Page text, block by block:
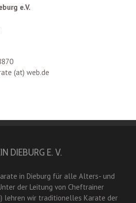
e.V.
(at) web.de
DIEBURG E. V.
in Dieburg für alle Alters- und
der Leitung von Cheftrainer
lehren wir traditionelles Karate der